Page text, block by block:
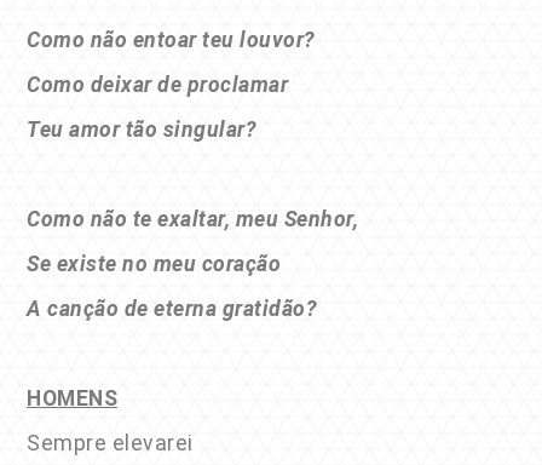
Como não entoar teu louvor?
Como deixar de proclamar
Teu amor tão singular?
Como não te exaltar, meu Senhor,
Se existe no meu coração
A canção de eterna gratidão?
HOMENS
Sempre elevarei